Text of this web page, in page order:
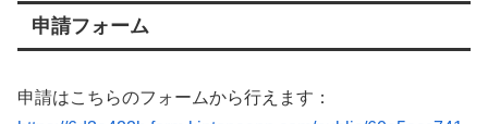
申請フォーム
申請はこちらのフォームから行えます：